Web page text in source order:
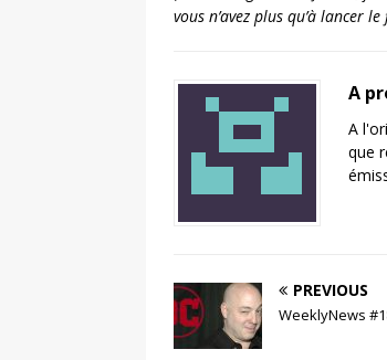
vous n’avez plus qu’à lancer
A
A
que
PREVIOUS
WeeklyNews